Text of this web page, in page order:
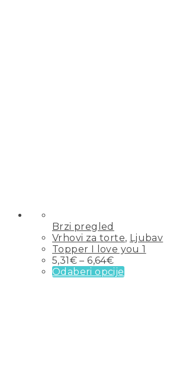
Brzi pregled
Vrhovi za torte, Ljubav
Topper I love you 1
5,31 € –6,64€
Odaberi opcije